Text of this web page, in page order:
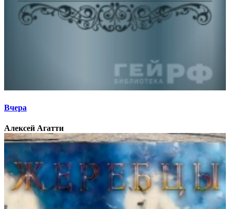
Вчера
Алексей Агатти